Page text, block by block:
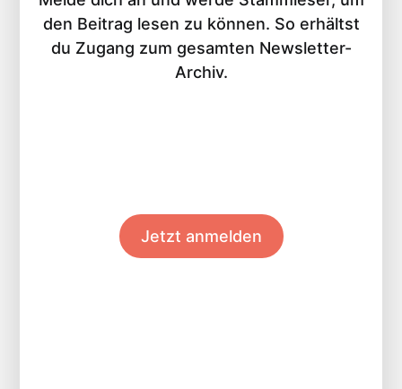
den Beitrag lesen zu können. So erhältst
du Zugang zum gesamten Newsletter-
Archiv.
Jetzt anmelden